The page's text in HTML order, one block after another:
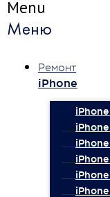
Menu
Меню
Ремонт
iPhone
iPhone
iPhone